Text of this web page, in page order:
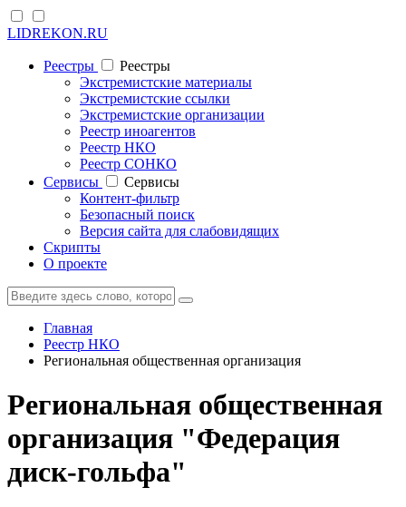
LIDREKON.RU
Реестры
Реестры
Экстремистские материалы
Экстремистские ссылки
Экстремистские организации
Реестр иноагентов
Реестр НКО
Реестр СОНКО
Cервисы
Cервисы
Контент-фильтр
Безопасный поиск
Версия сайта для слабовидящих
Скрипты
О проекте
Главная
Реестр НКО
Региональная общественная организация
Региональная общественная
организация "Федерация
диск-гольфа"